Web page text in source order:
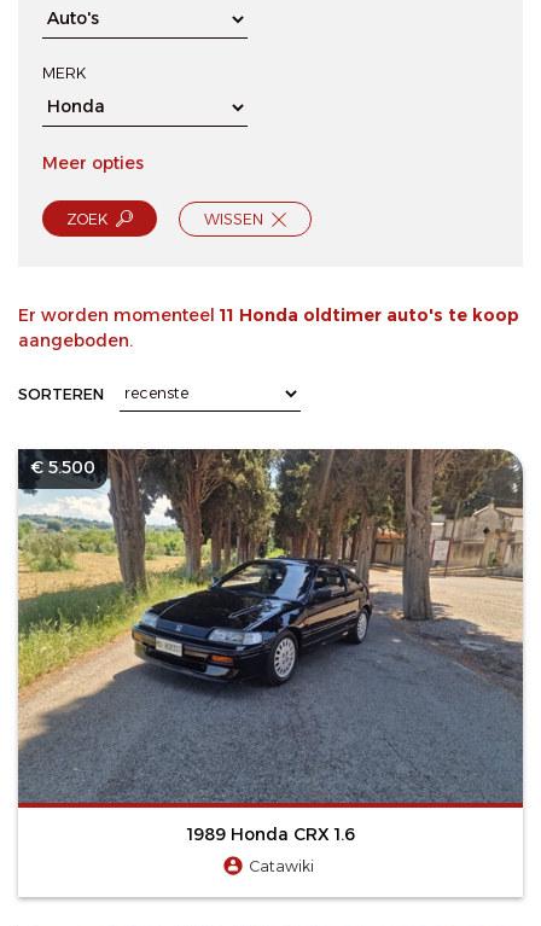
MERK
Meer opties
ZOEK WISSEN
Er worden momenteel 11 Honda oldtimer auto's te koop
aangeboden.
SORTEREN
€ 5.500
1989 Honda CRX 1.6
Catawiki